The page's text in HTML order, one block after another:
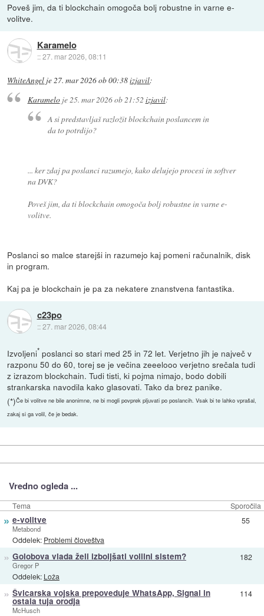
Poveš jim, da ti blockchain omogoča bolj robustne in varne e-
volitve.
Karamelo
::27. mar 2026, 08:11
WhiteAngel je27. mar 2026 ob 00:38izjavil:
Karameloje25. mar 2026 ob 21:52 izjavil:
A si predstavljaš razložit blockchain poslancem in
da to potrdijo?
... ker zdaj pa poslanci razumejo, kako delujejo procesi in softver
na DVK?
Poveš jim, da ti blockchain omogoča bolj robustne in varne e-
volitve.
Poslanci so malce starejši in razumejo kaj pomeni računalnik, disk
in program.
Kaj pa je blockchain je pa za nekatere znanstvena fantastika.
c23po
::27. mar 2026, 08:44
Izvoljeni* poslanci so stari med 25 in 72 let. Verjetno jih je največ v
razponu 50 do 60, torej se je večina zeeelooo verjetno srečala tudi
z izrazom blockchain. Tudi tisti, ki pojma nimajo, bodo dobili
strankarska navodila kako glasovati. Tako da brez panike.
(*)Če bi volitve ne bile anonimne, ne bi mogli povprek pljuvati po poslancih. Vsak bi te lahko vprašal,
zakaj si ga volil, če je bedak.
Vredno ogleda ...
Tema Sporočila
» e-volitve
Metabond
Oddelek: Problemi človeštva
55
» Golobova vlada želi izboljšati volilni sistem?
Gregor P
Oddelek: Loža
182
» Švicarska vojska prepoveduje WhatsApp, Signal in
ostala tuja orodja
McHusch
114